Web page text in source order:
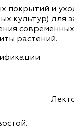
покрытий и
культур) для
растений.